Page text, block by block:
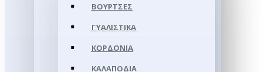
ΒΟΎΡΤΣΕΣ
ΓΥΑΛΙΣΤΙΚΆ
ΚΟΡΔΌΝΙΑ
ΚΑΛΑΠΌΔΙΑ